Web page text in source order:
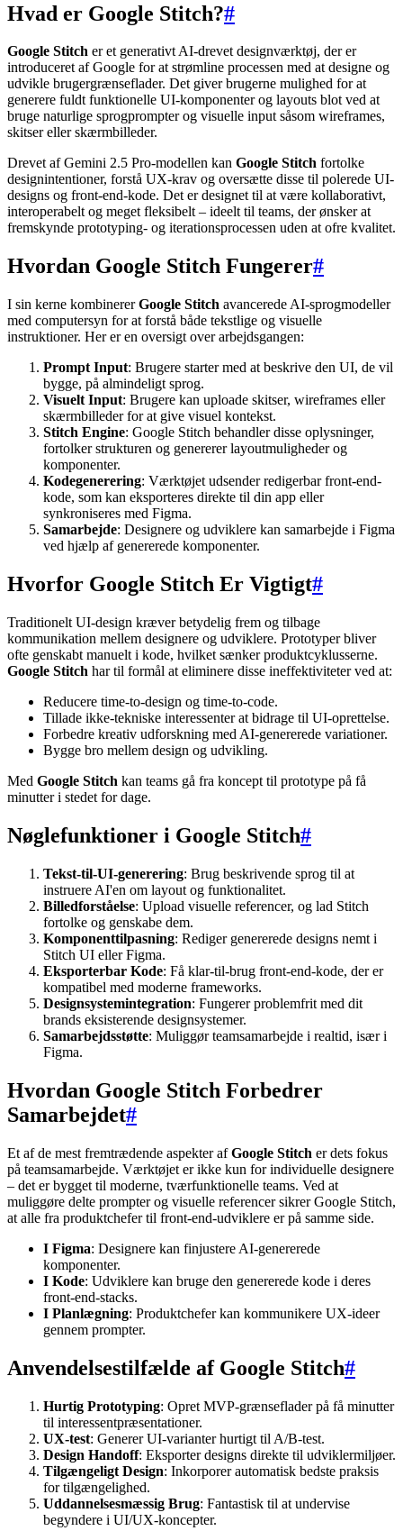
Hvad er Google Stitch?#
Google Stitch er et generativt AI-drevet designværktøj, der er
introduceret af Google for at strømline processen med at designe og
udvikle brugergrænseflader. Det giver brugerne mulighed for at
generere fuldt funktionelle UI-komponenter og layouts blot ved at
bruge naturlige sprogprompter og visuelle input såsom wireframes,
skitser eller skærmbilleder.
Drevet af Gemini 2.5 Pro-modellen kan Google Stitch fortolke
designintentioner, forstå UX-krav og oversætte disse til polerede UI-
designs og front-end-kode. Det er designet til at være kollaborativt,
interoperabelt og meget fleksibelt – ideelt til teams, der ønsker at
fremskynde prototyping- og iterationsprocessen uden at ofre kvalitet.
Hvordan Google Stitch Fungerer#
I sin kerne kombinererGoogle Stitch avancerede AI-sprogmodeller
med computersyn for at forstå både tekstlige og visuelle
instruktioner. Her er en oversigt over arbejdsgangen:
Prompt Input: Brugere starter med at beskrive den UI, de vil
bygge, på almindeligt sprog.
Visuelt Input: Brugere kan uploade skitser, wireframes eller
skærmbilleder for at give visuel kontekst.
Stitch Engine: Google Stitch behandler disse oplysninger,
fortolker strukturen og genererer layoutmuligheder og
komponenter.
Kodegenerering: Værktøjet udsender redigerbar front-end-
kode, som kan eksporteres direkte til din app eller
synkroniseres med Figma.
Samarbejde: Designere og udviklere kan samarbejde i Figma
ved hjælp af genererede komponenter.
Hvorfor Google Stitch Er Vigtigt#
Traditionelt UI-design kræver betydelig frem og tilbage
kommunikation mellem designere og udviklere. Prototyper bliver
ofte genskabt manuelt i kode, hvilket sænker produktcyklusserne.
Google Stitch har til formål at eliminere disse ineffektiviteter ved at:
Reducere time-to-design og time-to-code.
Tillade ikke-tekniske interessenter at bidrage til UI-oprettelse.
Forbedre kreativ udforskning med AI-genererede variationer.
Bygge bro mellem design og udvikling.
Med Google Stitch kan teams gå fra koncept til prototype på få
minutter i stedet for dage.
Nøglefunktioner i Google Stitch#
Tekst-til-UI-generering: Brug beskrivende sprog til at
instruere AI'en om layout og funktionalitet.
Billedforståelse: Upload visuelle referencer, og lad Stitch
fortolke og genskabe dem.
Komponenttilpasning: Rediger genererede designs nemt i
Stitch UI eller Figma.
Eksporterbar Kode: Få klar-til-brug front-end-kode, der er
kompatibel med moderne frameworks.
Designsystemintegration: Fungerer problemfrit med dit
brands eksisterende designsystemer.
Samarbejdsstøtte: Muliggør teamsamarbejde i realtid, især i
Figma.
Hvordan Google Stitch Forbedrer
Samarbejdet#
Et af de mest fremtrædende aspekter afGoogle Stitch er dets fokus
på teamsamarbejde. Værktøjet er ikke kun for individuelle designere
– det er bygget til moderne, tværfunktionelle teams. Ved at
muliggøre delte prompter og visuelle referencer sikrer Google Stitch,
at alle fra produktchefer til front-end-udviklere er på samme side.
I Figma: Designere kan finjustere AI-genererede
komponenter.
I Kode: Udviklere kan bruge den genererede kode i deres
front-end-stacks.
I Planlægning: Produktchefer kan kommunikere UX-ideer
gennem prompter.
Anvendelsestilfælde af Google Stitch#
Hurtig Prototyping: Opret MVP-grænseflader på få minutter
til interessentpræsentationer.
UX-test: Generer UI-varianter hurtigt til A/B-test.
Design Handoff: Eksporter designs direkte til udviklermiljøer.
Tilgængeligt Design: Inkorporer automatisk bedste praksis
for tilgængelighed.
Uddannelsesmæssig Brug: Fantastisk til at undervise
begyndere i UI/UX-koncepter.